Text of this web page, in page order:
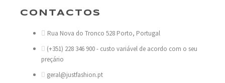
CONTACTOS
Rua Nova do Tronco 528 Porto, Portugal
(+351) 228 346 900 - custo variável de acordo com o seu
preçário
geral@justfashion.pt